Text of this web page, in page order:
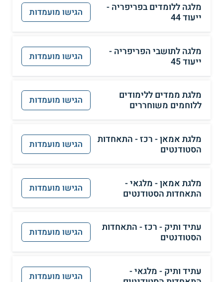
מלגה ללומדים בפריפריה -
ייעוד 44
הגישו מועמדות
מלגה לתושבי הפריפריה -
ייעוד 45
הגישו מועמדות
מלגת ממדים ללימודים
ללוחמים משוחררים
הגישו מועמדות
מלגת אמאן - רכז - התאחדות
הסטודנטים
הגישו מועמדות
מלגת אמאן - מלגאי -
התאחדות הסטודנטים
הגישו מועמדות
עתיד ותיק - רכז - התאחדות
הסטודנטים
הגישו מועמדות
עתיד ותיק - מלגאי -
הגישו מועמדות